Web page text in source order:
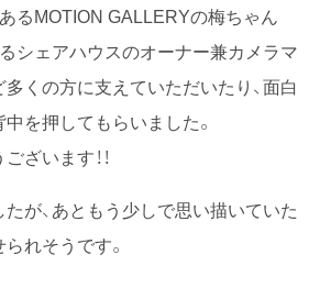
るMOTION GALLERYの梅ちゃん
シェアハウスのオーナー兼カメラマ
くの方に支えていただいたり、面白
を押してもらいました。
ざいます！！
が、あともう少しで思い描いていた
れそうです。